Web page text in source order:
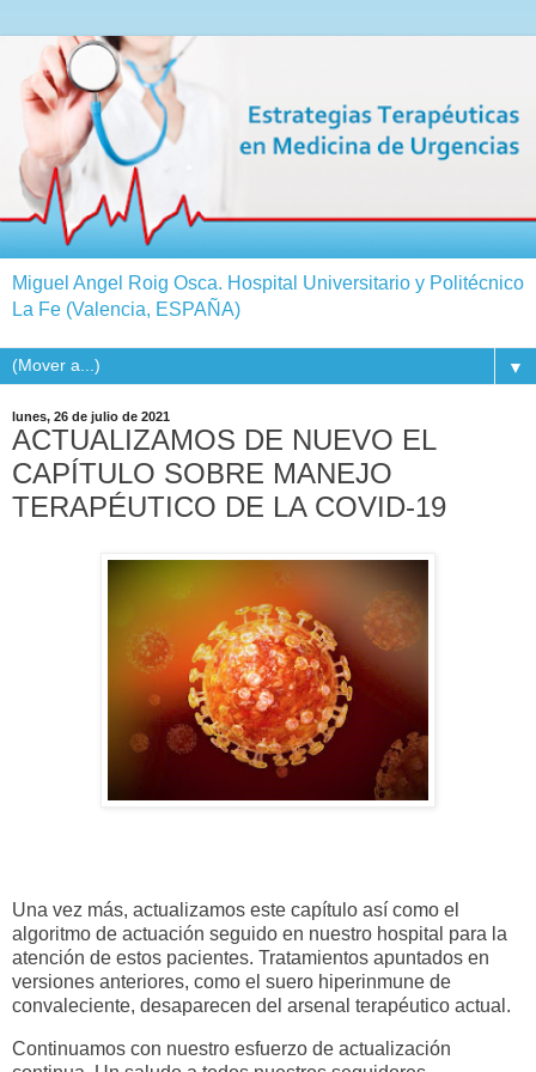
Miguel Angel Roig Osca. Hospital Universitario y Politécnico
La Fe (Valencia, ESPAÑA)
▼
lunes, 26 de julio de 2021
ACTUALIZAMOS DE NUEVO EL
CAPÍTULO SOBRE MANEJO
TERAPÉUTICO DE LA COVID-19
Una vez más, actualizamos este capítulo así como el
algoritmo de actuación seguido en nuestro hospital para la
atención de estos pacientes. Tratamientos apuntados en
versiones anteriores, como el suero hiperinmune de
convaleciente, desaparecen del arsenal terapéutico actual.
Continuamos con nuestro esfuerzo de actualización